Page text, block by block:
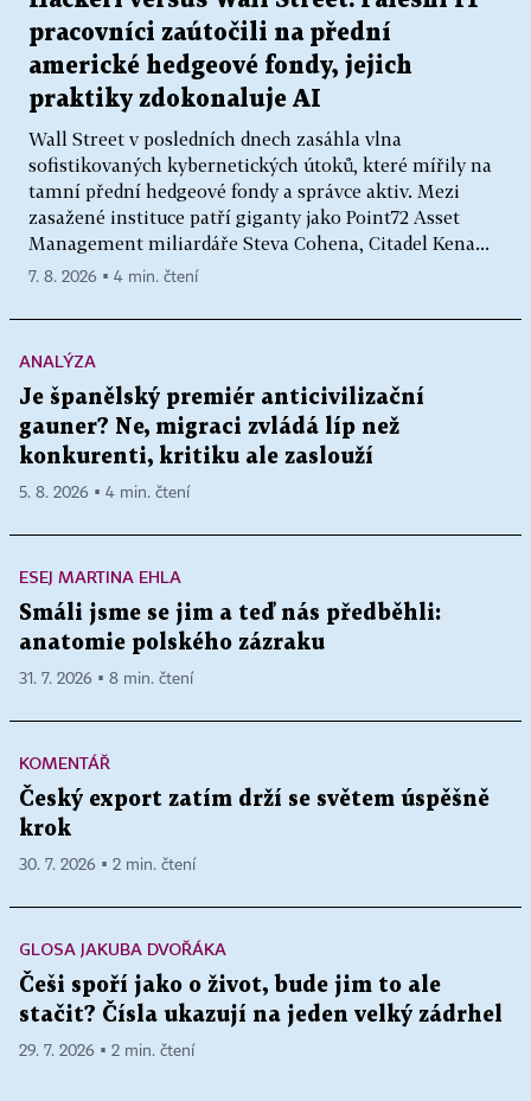
pracovníci zaútočili na přední
americké hedgeové fondy, jejich
praktiky zdokonaluje AI
Wall Street v posledních dnech zasáhla vlna
sofistikovaných kybernetických útoků, které mířily na
tamní přední hedgeové fondy a správce aktiv. Mezi
zasažené instituce patří giganty jako Point72 Asset
Management miliardáře Steva Cohena, Citadel Kena...
7. 8. 2026 ▪ 4 min. čtení
ANALÝZA
Je španělský premiér anticivilizační
gauner? Ne, migraci zvládá líp než
konkurenti, kritiku ale zaslouží
5. 8. 2026 ▪ 4 min. čtení
ESEJ MARTINA EHLA
Smáli jsme se jim a teď nás předběhli:
anatomie polského zázraku
31. 7. 2026 ▪ 8 min. čtení
KOMENTÁŘ
Český export zatím drží se světem úspěšně
krok
30. 7. 2026 ▪ 2 min. čtení
GLOSA JAKUBA DVOŘÁKA
Češi spoří jako o život, bude jim to ale
stačit? Čísla ukazují na jeden velký zádrhel
29. 7. 2026 ▪ 2 min. čtení